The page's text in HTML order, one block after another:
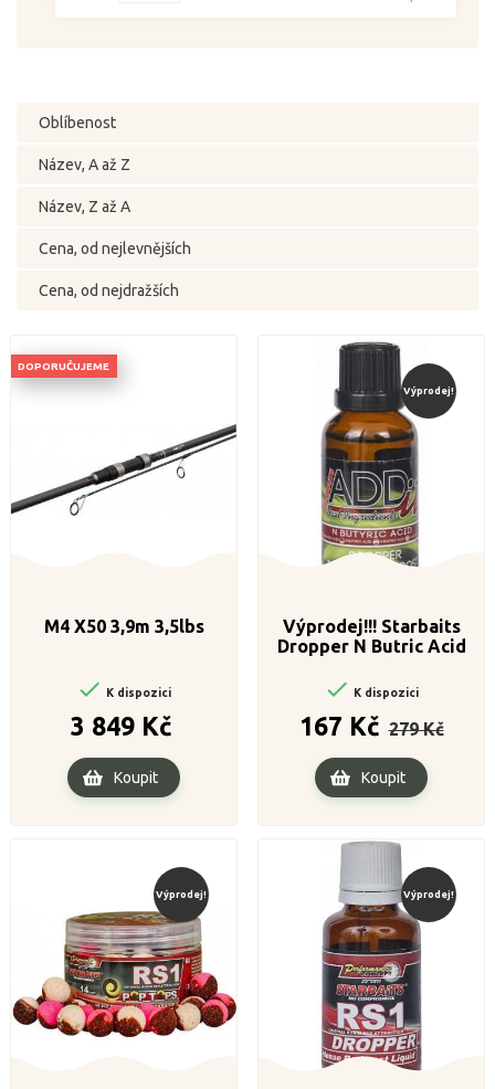
Oblíbenost
Název, A až Z
Název, Z až A
Cena, od nejlevnějších
Cena, od nejdražších
DOPORUČUJEME
M4 X50 3,9m 3,5lbs
 K dispozici
3 849 Kč
Koupit
Výprodej!
Výprodej!!! Starbaits
Dropper N Butric Acid
 K dispozici
167 Kč cena
279 Kč
Koupit
Výprodej! Výprodej!